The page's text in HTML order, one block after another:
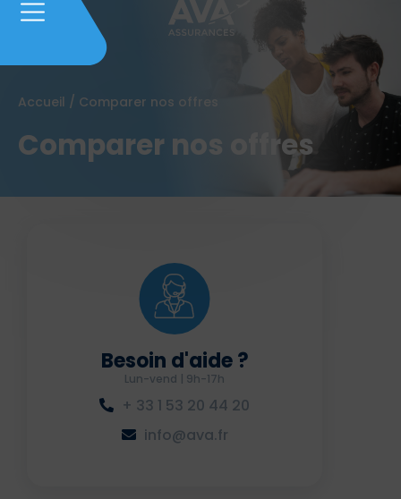
Accueil / Comparer nos offres
Comparer nos offres
Besoin d'aide ?
Lun-vend | 9h-17h
+ 33 1 53 20 44 20
info@ava.fr